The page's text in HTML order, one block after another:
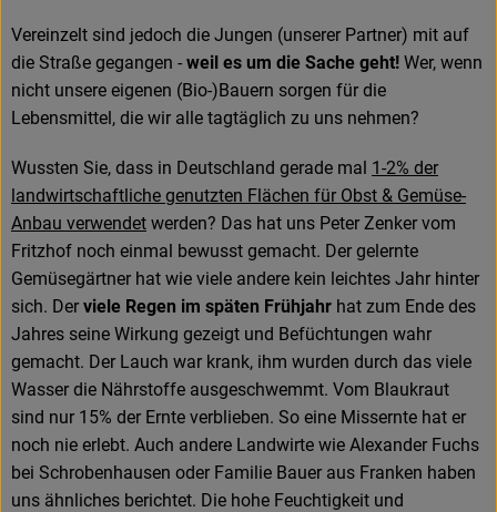
Entdecken
Über uns
Vereinzelt sind jedoch die Jungen (unserer Partner) mit auf
die Straße gegangen - weil es um die Sache geht! Wer, wenn
nicht unsere eigenen (Bio-)Bauern sorgen für die
Lebensmittel, die wir alle tagtäglich zu uns nehmen?
Wussten Sie, dass in Deutschland gerade mal 1-2% der
landwirtschaftliche genutzten Flächen für Obst & Gemüse-
Anbau verwendet werden? Das hat uns Peter Zenker vom
Fritzhof noch einmal bewusst gemacht. Der gelernte
Gemüsegärtner hat wie viele andere kein leichtes Jahr hinter
sich. Der viele Regen im späten Frühjahr hat zum Ende des
Jahres seine Wirkung gezeigt und Befüchtungen wahr
gemacht. Der Lauch war krank, ihm wurden durch das viele
Wasser die Nährstoffe ausgeschwemmt. Vom Blaukraut
sind nur 15% der Ernte verblieben. So eine Missernte hat er
noch nie erlebt. Auch andere Landwirte wie Alexander Fuchs
bei Schrobenhausen oder Familie Bauer aus Franken haben
uns ähnliches berichtet. Die hohe Feuchtigkeit und